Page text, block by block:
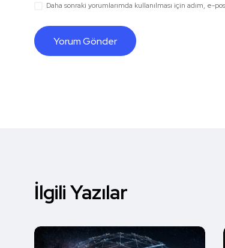
Daha sonraki yorumlarımda kullanılması için adım, e-
İlgili Yazılar